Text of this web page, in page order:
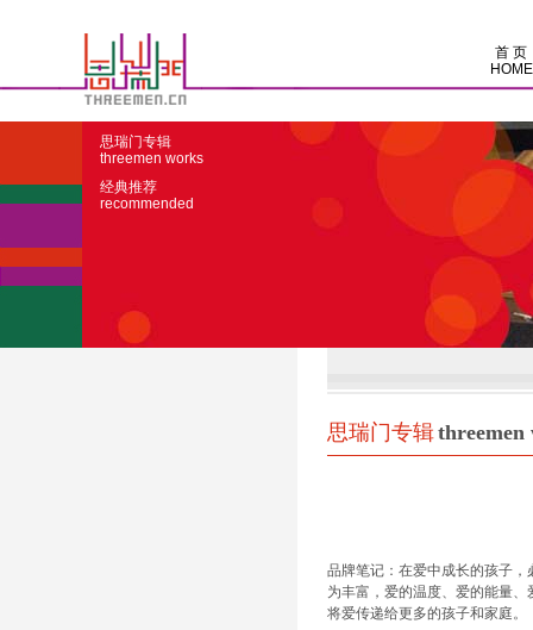
首 页
HOME
思瑞门专辑
threemen works
经典推荐
recommended
思瑞门专辑threemen
品牌笔记：在爱中成长的孩子
为丰富，爱的温度、爱的能量
将爱传递给更多的孩子和家庭。